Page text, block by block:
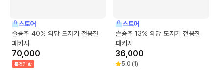
스토어
솔송주 40% 와당 도자기 전용잔
패키지
70,000
품절임박
스토어
솔송주 13% 와당 도자기 전용잔
패키지
36,000
5.0 (1)